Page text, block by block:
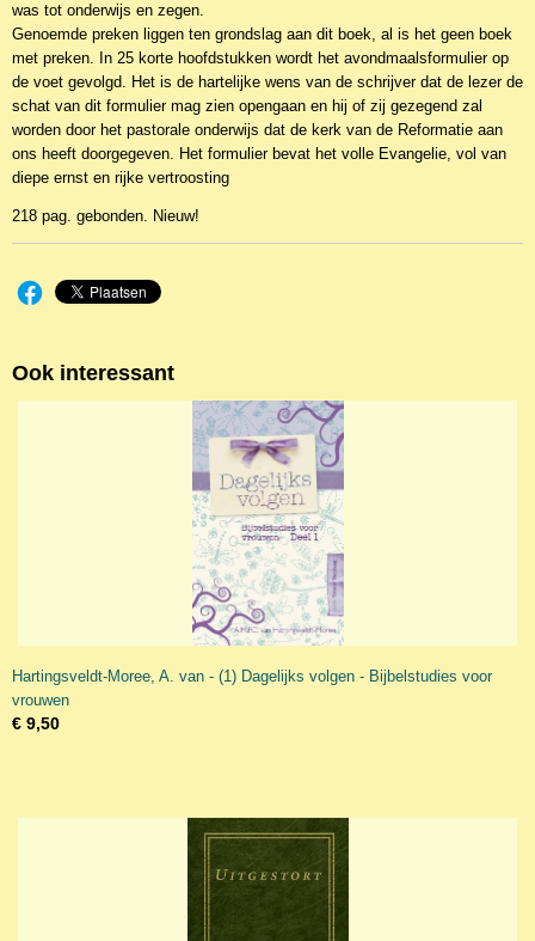
was tot onderwijs en zegen.
Genoemde preken liggen ten grondslag aan dit boek, al is het geen boek
met preken. In 25 korte hoofdstukken wordt het avondmaalsformulier op
de voet gevolgd. Het is de hartelijke wens van de schrijver dat de lezer de
schat van dit formulier mag zien opengaan en hij of zij gezegend zal
worden door het pastorale onderwijs dat de kerk van de Reformatie aan
ons heeft doorgegeven. Het formulier bevat het volle Evangelie, vol van
diepe ernst en rijke vertroosting
218 pag. gebonden. Nieuw!
Ook interessant
Hartingsveldt-Moree, A. van - (1) Dagelijks volgen - Bijbelstudies voor
vrouwen
€ 9,50